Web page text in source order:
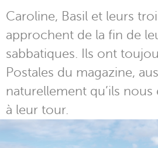
Caroline, Basil et leurs
approchent de la fin de
sabbatiques. Ils ont
Postales du magazine,
naturellement qu’ils
à leur tour.